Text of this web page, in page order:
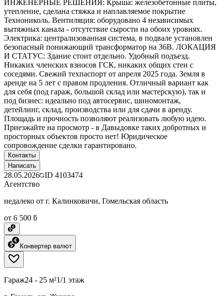
ИНЖЕНЕРНЫЕ РЕШЕНИЯ: Крыша: железобетонные плиты,
утепление, сделана стяжка и наплавляемое покрытие
Технониколь. Вентиляция: оборудовано 4 независимых
вытяжных канала - отсутствие сырости на обоих уровнях.
Электрика: централизованная система, в подвале установлен
безопасный понижающий трансформатор на 36В. ЛОКАЦИЯ
И СТАТУС: Здание стоит отдельно. Удобный подъезд.
Никаких членских взносов ГСК, никаких общих стен с
соседями. Свежий техпаспорт от апреля 2025 года. Земля в
аренде на 5 лет с правом продления. Отличный вариант как
для себя (под гараж, большой склад или мастерскую), так и
под бизнес: идеально под автосервис, шиномонтаж,
детейлинг, склад, производства или для сдачи в аренду.
Площадь и прочность позволяют реализовать любую идею.
Приезжайте на просмотр - в Давыдовке таких добротных и
просторных объектов просто нет! Юридическое
сопровождение сделки гарантировано.
Контакты
Написать
28.05.2026 ID 4103474
Агентство
недалеко от г. Калинковичи, Гомельская область
от 6 500 ƃ
Конвертер валют
Гараж24 - 25 м²1/1 этаж